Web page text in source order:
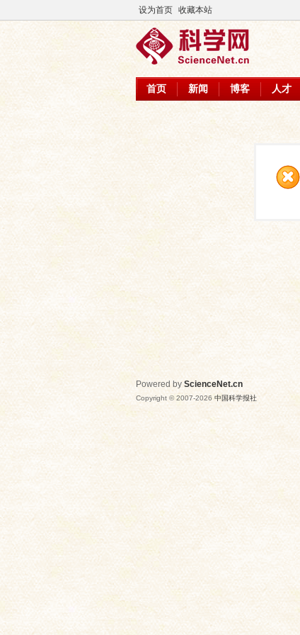
设为首页 收藏本站
首页 新闻 博客 人才
Powered by ScienceNet.cn
Copyright © 2007-2026中国科学报社